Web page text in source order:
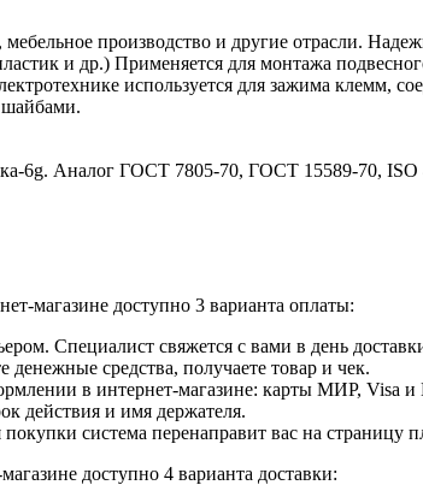
производство и другие отрасли.
и др.) Применяется для монтажа
используется для зажима клемм,
6g. Аналог ГОСТ 7805-70, ГОСТ 15589-70,
магазине доступно 3 варианта оплаты:
Специалист свяжется с вами в день
средства, получаете товар и чек.
в интернет-магазине: карты МИР, Visa и
действия и имя держателя.
система перенаправит вас на страницу
доступно 4 варианта доставки: